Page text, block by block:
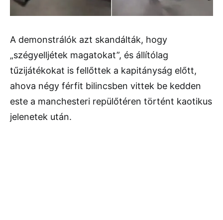
A demonstrálók azt skandálták, hogy
„szégyelljétek magatokat”, és állítólag
tűzijátékokat is fellőttek a kapitányság előtt,
ahova négy férfit bilincsben vittek be kedden
este a manchesteri repülőtéren történt kaotikus
jelenetek után.